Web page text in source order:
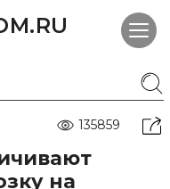
135859
на